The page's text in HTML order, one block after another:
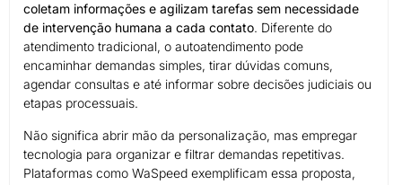
coletam informações e agilizam tarefas sem necessidade
de intervenção humana a cada contato. Diferente do
atendimento tradicional, o autoatendimento pode
encaminhar demandas simples, tirar dúvidas comuns,
agendar consultas e até informar sobre decisões judiciais ou
etapas processuais.
Não significa abrir mão da personalização, mas empregar
tecnologia para organizar e filtrar demandas repetitivas.
Plataformas como WaSpeed exemplificam essa proposta,